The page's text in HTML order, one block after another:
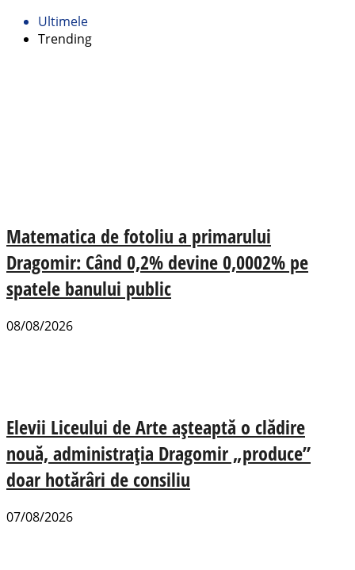
Ultimele
Trending
Matematica de fotoliu a primarului
Dragomir: Când 0,2% devine 0,0002% pe
spatele banului public
08/08/2026
Elevii Liceului de Arte așteaptă o clădire
nouă, administrația Dragomir „produce”
doar hotărâri de consiliu
07/08/2026